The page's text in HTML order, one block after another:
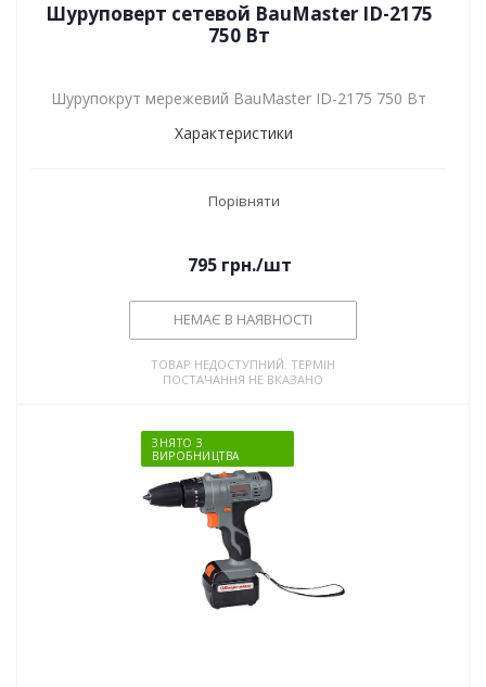
Шуруповерт сетевой BauMaster ID-2175
750 Вт
Шурупокрут мережевий BauMaster ID-2175 750 Вт
Характеристики
Порівняти
795грн./шт
НЕМАЄ В НАЯВНОСТІ
ТОВАР НЕДОСТУПНИЙ. ТЕРМІН
ПОСТАЧАННЯ НЕ ВКАЗАНО
ЗНЯТО З
ВИРОБНИЦТВА